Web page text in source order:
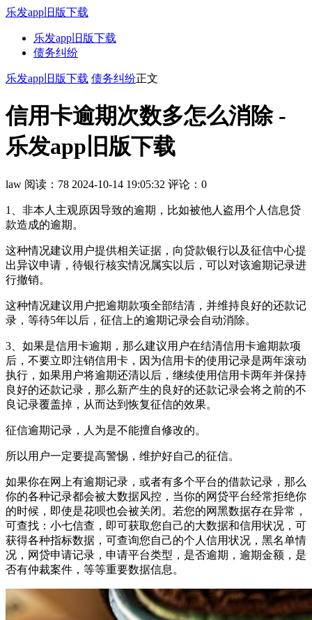
乐发app旧版下载
乐发app旧版下载
债务纠纷
乐发app旧版下载 债务纠纷正文
信用卡逾期次数多怎么消除 -
乐发app旧版下载
law 阅读：78 2024-10-14 19:05:32 评论：0
1、非本人主观原因导致的逾期，比如被他人盗用个人信息贷
款造成的逾期。
这种情况建议用户提供相关证据，向贷款银行以及征信中心提
出异议申请，待银行核实情况属实以后，可以对该逾期记录进
行撤销。
这种情况建议用户把逾期款项全部结清，并维持良好的还款记
录，等待5年以后，征信上的逾期记录会自动消除。
3、如果是信用卡逾期，那么建议用户在结清信用卡逾期款项
后，不要立即注销信用卡，因为信用卡的使用记录是两年滚动
执行，如果用户将逾期还清以后，继续使用信用卡两年并保持
良好的还款记录，那么新产生的良好的还款记录会将之前的不
良记录覆盖掉，从而达到恢复征信的效果。
征信逾期记录，人为是不能擅自修改的。
所以用户一定要提高警惕，维护好自己的征信。
如果你在网上有逾期记录，或者有多个平台的借款记录，那么
你的各种记录都会被大数据风控，当你的网贷平台经常拒绝你
的时候，即使是花呗也会被关闭。若您的网黑数据存在异常，
可查找：小七信查，即可获取您自己的大数据和信用状况，可
获得各种指标数据，可查询您自己的个人信用状况，黑名单情
况，网贷申请记录，申请平台类型，是否逾期，逾期金额，是
否有仲裁案件，等等重要数据信息。